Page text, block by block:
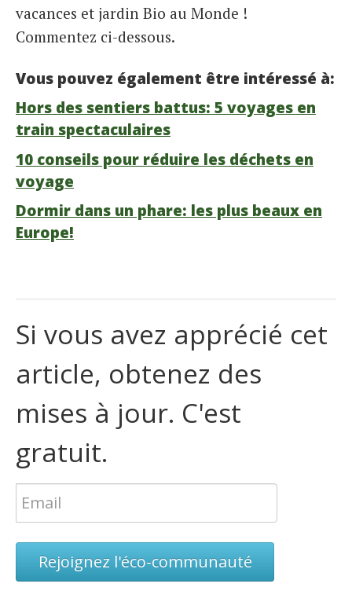
vacances et jardin Bio au Monde !
Commentez ci-dessous.
Vous pouvez également être intéressé à:
Hors des sentiers battus: 5 voyages en
train spectaculaires
10 conseils pour réduire les déchets en
voyage
Dormir dans un phare: les plus beaux en
Europe!
Si vous avez apprécié cet
article, obtenez des
mises à jour. C'est
gratuit.
Rejoignez l'éco-communauté